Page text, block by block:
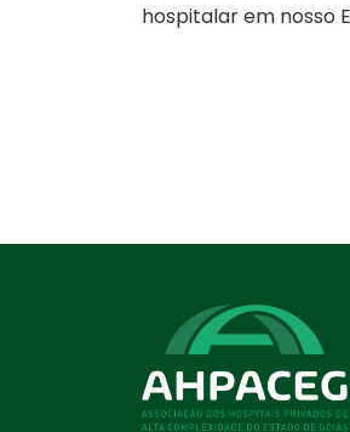
hospitalar em nosso